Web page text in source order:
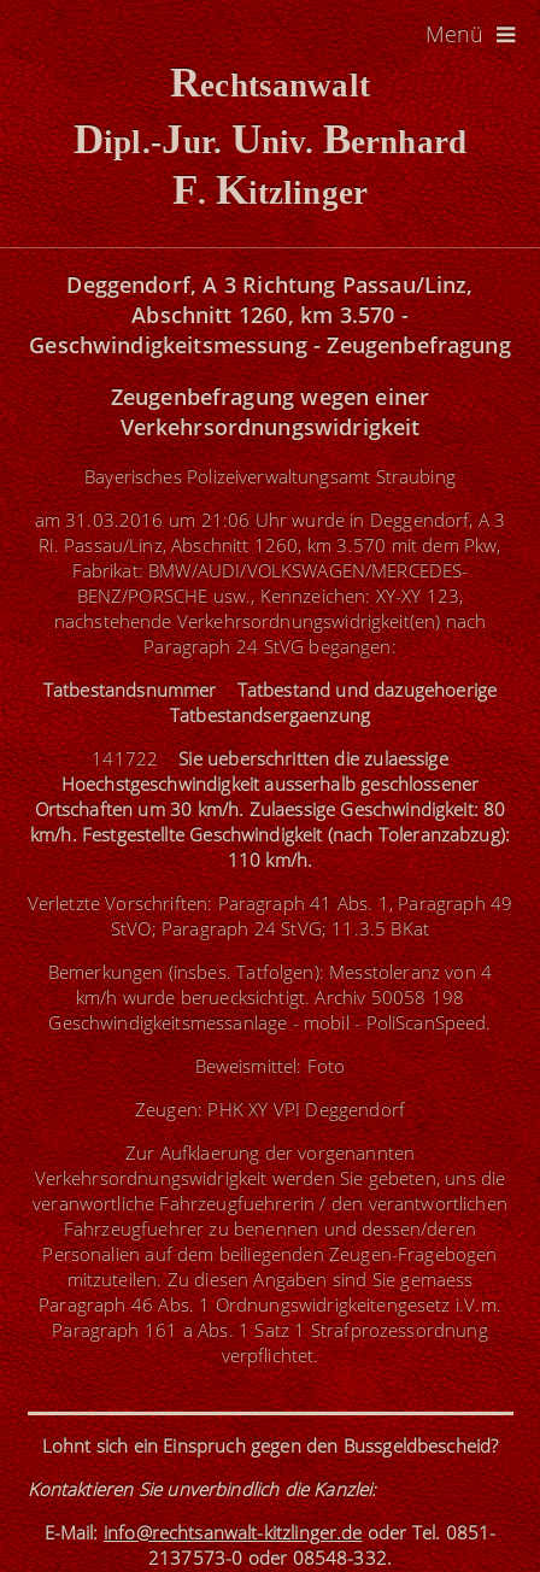
Rechtsanwalt
Dipl.-Jur.Univ.Bernhard
F.Kitzlinger
Menü
Deggendorf, A 3 Richtung Passau/Linz,
Abschnitt 1260, km 3.570 -
Geschwindigkeitsmessung - Zeugenbefragung
Zeugenbefragungwegen einer
Verkehrsordnungswidrigkeit
Bayerisches Polizeiverwaltungsamt Straubing
am 31.03.2016 um 21:06 Uhr wurde in Deggendorf, A 3
Ri. Passau/Linz, Abschnitt 1260, km 3.570 mit dem Pkw,
Fabrikat: BMW/AUDI/VOLKSWAGEN/MERCEDES-
BENZ/PORSCHE usw., Kennzeichen: XY-XY 123,
nachstehende Verkehrsordnungswidrigkeit(en) nach
Paragraph 24 StVG begangen:
Tatbestandsnummer Tatbestand und dazugehoerige
Tatbestandsergaenzung
141722Sie ueberschritten die zulaessige
Hoechstgeschwindigkeit ausserhalb geschlossener
Ortschaften um 30 km/h. Zulaessige Geschwindigkeit: 80
km/h. Festgestellte Geschwindigkeit (nach Toleranzabzug):
110 km/h.
Verletzte Vorschriften: Paragraph 41 Abs. 1, Paragraph 49
StVO; Paragraph 24 StVG; 11.3.5 BKat
Bemerkungen (insbes. Tatfolgen): Messtoleranz von 4
km/h wurde beruecksichtigt. Archiv 50058 198
Geschwindigkeitsmessanlage - mobil - PoliScanSpeed.
Beweismittel: Foto
Zeugen: PHK XY VPI Deggendorf
Zur Aufklaerung der vorgenannten
Verkehrsordnungswidrigkeit werden Sie gebeten, uns die
veranwortliche Fahrzeugfuehrerin / den verantwortlichen
Fahrzeugfuehrer zu benennen und dessen/deren
Personalien auf dem beiliegenden Zeugen-Fragebogen
mitzuteilen. Zu diesen Angaben sind Sie gemaess
Paragraph 46 Abs. 1 Ordnungswidrigkeitengesetz i.V.m.
Paragraph 161 a Abs. 1 Satz 1 Strafprozessordnung
verpflichtet.
Lohnt sich ein Einspruch gegen den Bussgeldbescheid?
Kontaktieren Sie unverbindlich die Kanzlei:
E-Mail:info@rechtsanwalt-kitzlinger.de oderTel. 0851-
2137573-0oder08548-332.